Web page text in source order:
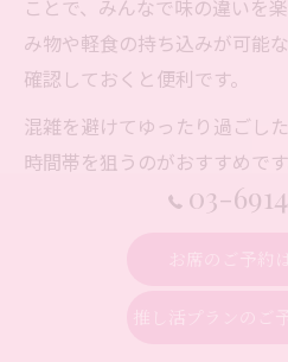
ことで、みんなで味の違いを
み物や軽食の持ち込みが可能
確認しておくと便利です。
混雑を避けてゆったり過ごし
時間帯を狙うのがおすすめで
事前にネットや電話で席を確
た、シーシャの煙が苦手な方
リーのフレーバーを選ぶなど
てカスタマイズできるのも池
03-
お席のご予約
推し活プランのご